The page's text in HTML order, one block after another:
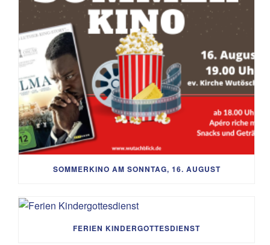
SOMMERKINO AM SONNTAG, 16. AUGUST
FERIEN KINDERGOTTESDIENST